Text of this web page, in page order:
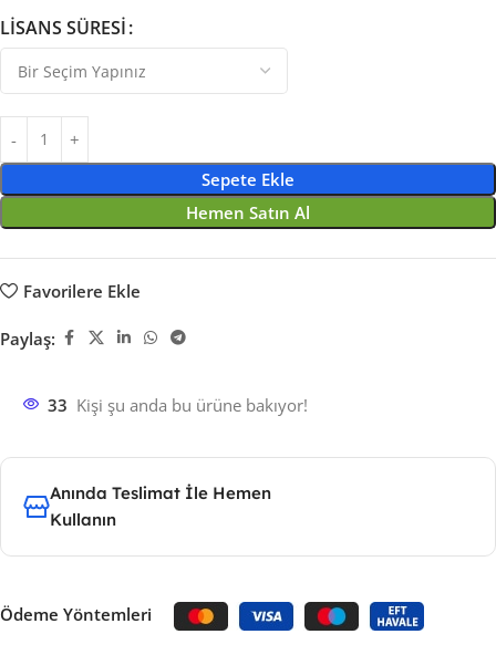
LISANS SÜRESI
Sepete Ekle
Hemen Satın Al
Favorilere Ekle
Paylaş:
33 Kişi şu anda bu ürüne bakıyor!
Anında Teslimat İle Hemen
Kullanın
Ödeme Yöntemleri